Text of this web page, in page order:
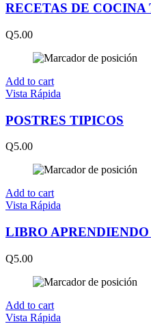
RECETAS DE COCINA
Q5.00
Add to cart
Vista Rápida
POSTRES TIPICOS
Q5.00
Add to cart
Vista Rápida
LIBRO
Q5.00
Add to cart
Vista Rápida